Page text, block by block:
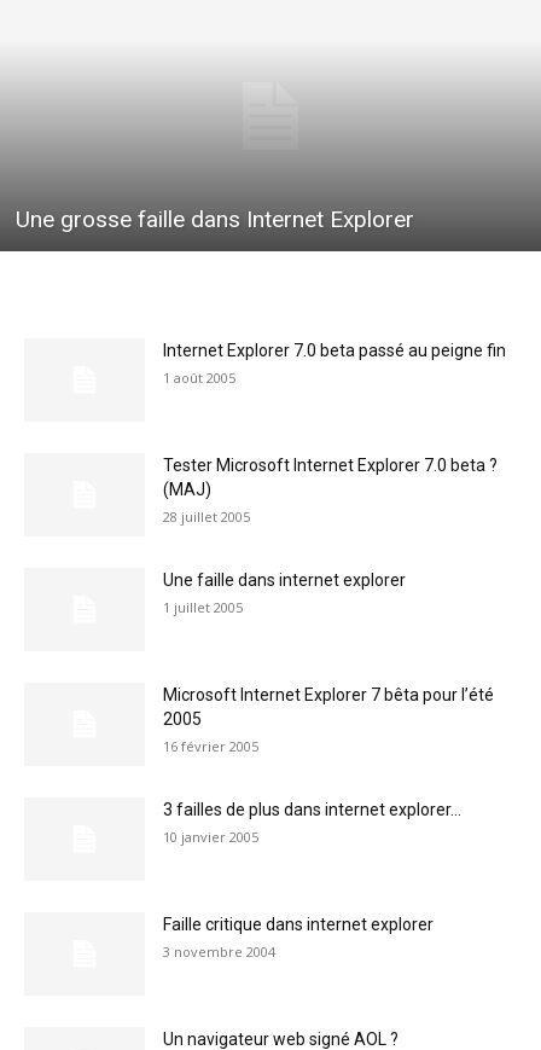
Une grosse faille dans Internet Explorer
Internet Explorer 7.0 beta passé au peigne fin
1 août 2005
Tester Microsoft Internet Explorer 7.0 beta ?
(MAJ)
28 juillet 2005
Une faille dans internet explorer
1 juillet 2005
Microsoft Internet Explorer 7 bêta pour l’été
2005
16 février 2005
3 failles de plus dans internet explorer…
10 janvier 2005
Faille critique dans internet explorer
3 novembre 2004
Un navigateur web signé AOL ?